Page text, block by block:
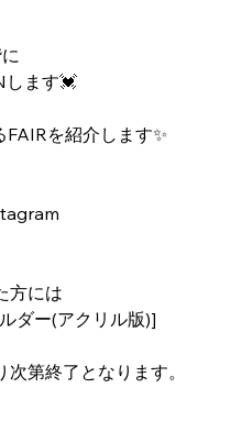
します💓
を紹介します✨
方には
ダー(アクリル版)]
第終了となります。